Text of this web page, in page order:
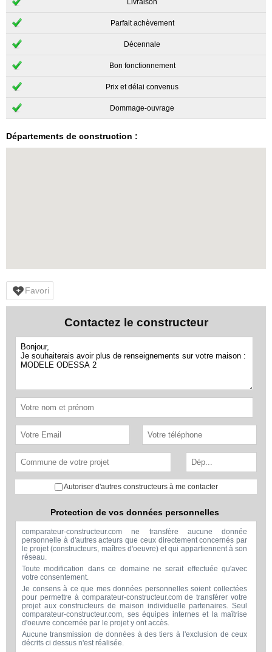
Livraison
Parfait achèvement
Décennale
Bon fonctionnement
Prix et délai convenus
Dommage-ouvrage
Départements de construction :
Favori
Contactez le constructeur
Autoriser d'autres constructeurs à me contacter
Protection de vos données personnelles
comparateur-constructeur.com ne transfère aucune donnée
personnelle à d'autres acteurs que ceux directement concernés par
le projet (constructeurs, maîtres d'oeuvre) et qui appartiennent à son
réseau.
Toute modification dans ce domaine ne serait effectuée qu'avec
votre consentement.
Je consens à ce que mes données personnelles soient collectées
pour permettre à comparateur-constructeur.com de transférer votre
projet aux constructeurs de maison individuelle partenaires. Seul
comparateur-constructeur.com, ses équipes internes et la maîtrise
d'oeuvre concernée par le projet y ont accès.
Aucune transmission de données à des tiers à l'exclusion de ceux
décrits ci dessus n'est réalisée.